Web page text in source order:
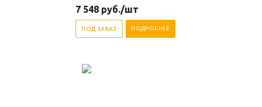
7 548 руб./шт
ПОД ЗАКАЗ ПОДРОБНЕЕ